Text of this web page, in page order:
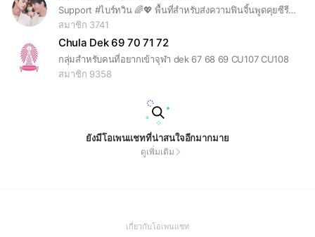
Support #ไบร์ทวิน 🌈💖 พื้นที่สำหรับส่งความฟินจิ้นพูดคุยซีรีส์ #เพราะเราคู่กัน #คั่นกู #ยังคั่นกู #ทีมสารวัตร #ทีมไทน์ พร้อมอัพเดทตารางงาน + ผลงานต่าง ๆ ทุกวัน ⚘
สมาชิก 3741
Chula Dek 69 70 71 72
กลุ่มสำหรับคนที่อยากเข้าจุฬา dek 67 68 69 CU107 CU108
สมาชิก 9358
ยังมีโอเพนแชทที่น่าสนใจอีกมากมาย
ดูเพิ่มเติม
เกี่ยวกับโอเพนแชท(Open